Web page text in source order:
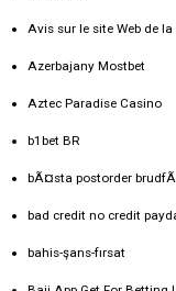
Avis sur le site Web de
Azerbajany Mostbet
Aztec Paradise Casino
b1bet BR
bÃ¤sta postorder
bad credit no credit
bahis-şans-fırsat